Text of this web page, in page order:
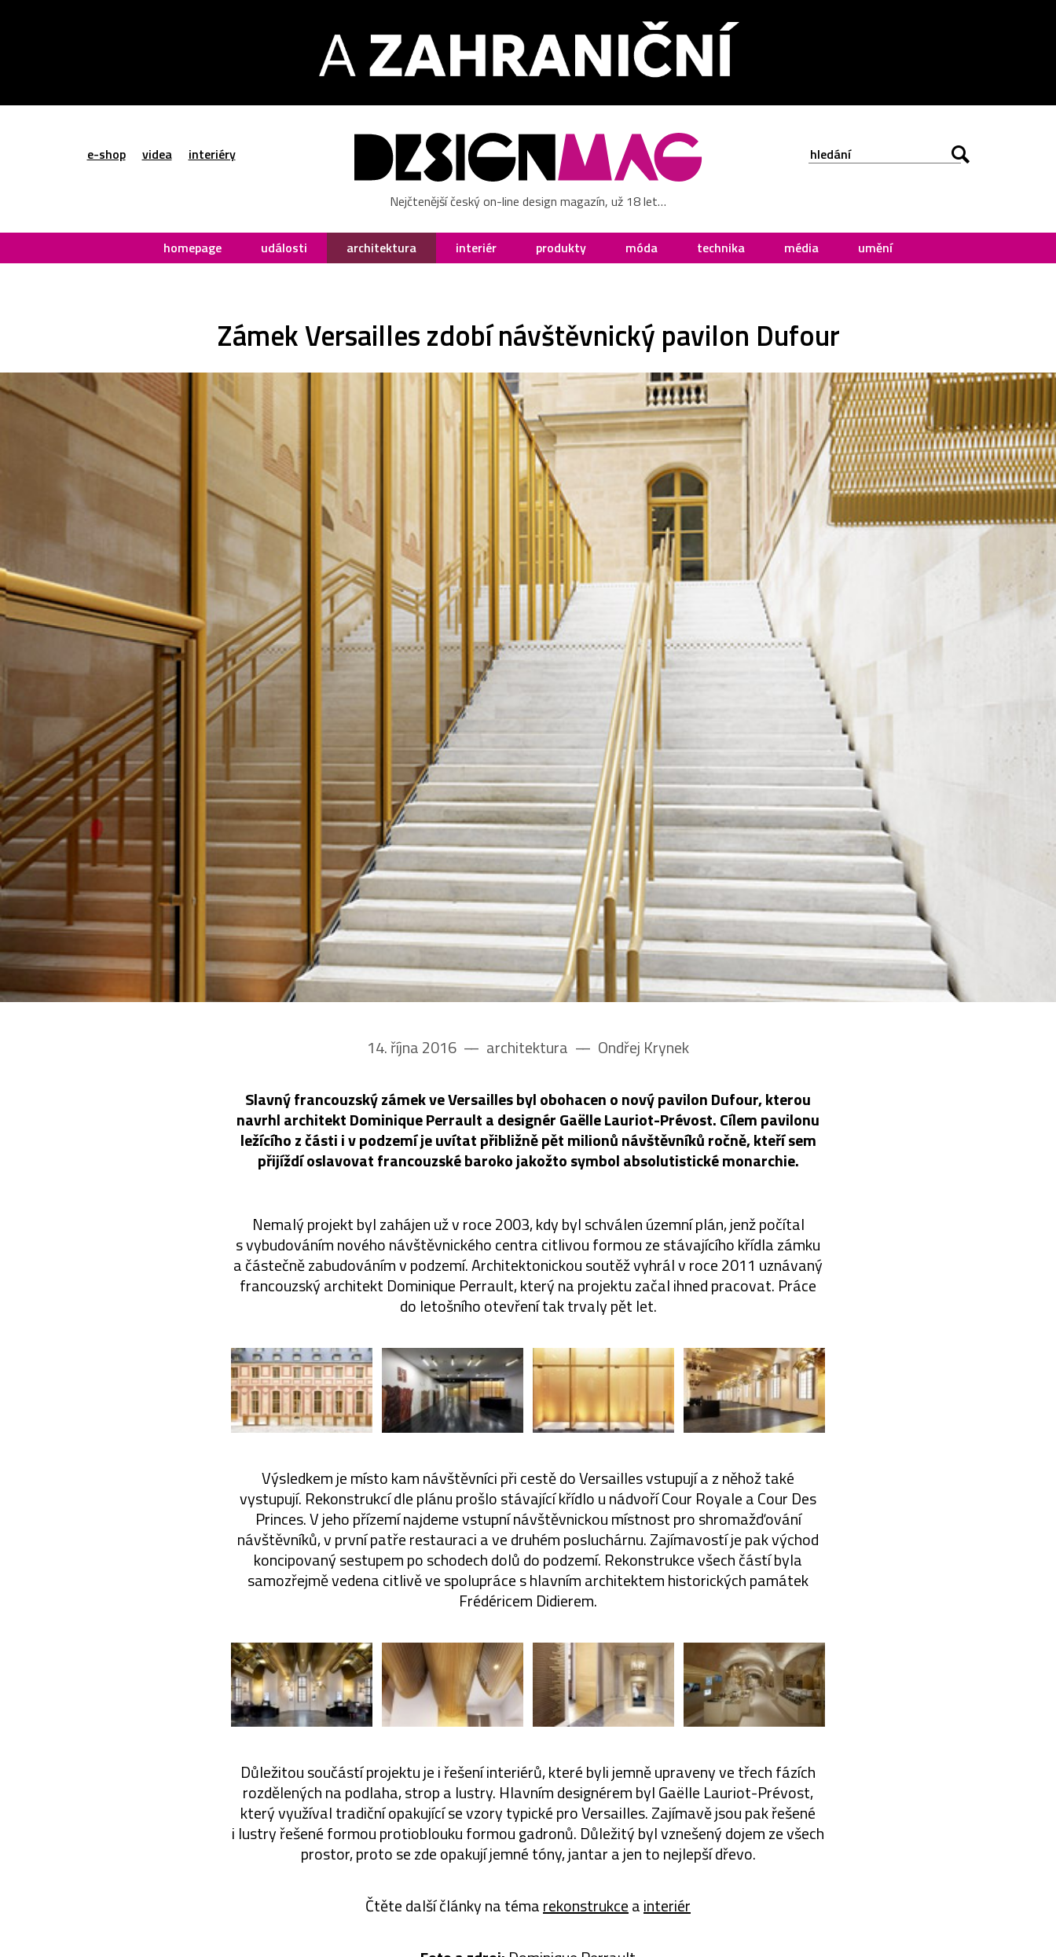
e-shop videa interiéry
Nejčtenější český on-line design magazín, už 18 let…
homepage události architektura interiér produkty móda technika média umění
Zámek Versailles zdobí návštěvnický pavilon Dufour
14. října 2016 –– architektura –– Ondřej Krynek
Slavný francouzský zámek ve Versailles byl obohacen o nový pavilon Dufour, kterou
navrhl architekt Dominique Perrault a designér Gaëlle Lauriot-Prévost. Cílem pavilonu
ležícího z části i v podzemí je uvítat přibližně pět milionů návštěvníků ročně, kteří sem
přijíždí oslavovat francouzské baroko jakožto symbol absolutistické monarchie.
Nemalý projekt byl zahájen už v roce 2003, kdy byl schválen územní plán, jenž počítal
s vybudováním nového návštěvnického centra citlivou formou ze stávajícího křídla zámku
a částečně zabudováním v podzemí. Architektonickou soutěž vyhrál v roce 2011 uznávaný
francouzský architekt Dominique Perrault, který na projektu začal ihned pracovat. Práce
do letošního otevření tak trvaly pět let.
Výsledkem je místo kam návštěvníci při cestě do Versailles vstupují a z něhož také
vystupují. Rekonstrukcí dle plánu prošlo stávající křídlo u nádvoří Cour Royale a Cour Des
Princes. V jeho přízemí najdeme vstupní návštěvnickou místnost pro shromažďování
návštěvníků, v první patře restauraci a ve druhém posluchárnu. Zajímavostí je pak východ
koncipovaný sestupem po schodech dolů do podzemí. Rekonstrukce všech částí byla
samozřejmě vedena citlivě ve spolupráce s hlavním architektem historických památek
Frédéricem Didierem.
Důležitou součástí projektu je i řešení interiérů, které byli jemně upraveny ve třech fázích
rozdělených na podlaha, strop a lustry. Hlavním designérem byl Gaëlle Lauriot-Prévost,
který využíval tradiční opakující se vzory typické pro Versailles. Zajímavě jsou pak řešené
i lustry řešené formou protioblouku formou gadronů. Důležitý byl vznešený dojem ze všech
prostor, proto se zde opakují jemné tóny, jantar a jen to nejlepší dřevo.
Čtěte další články na témarekonstrukceainteriér